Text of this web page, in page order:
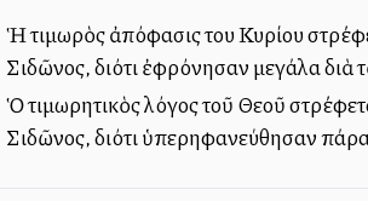
Ἡ τιμωρὸς ἀπόφασις του Κυρίου
Σιδῶνος, διότι ἐφρόνησαν μεγάλα διὰ
Ὁ τιμωρητικὸς λόγος τοῦ Θεοῦ
Σιδῶνος, διότι ὑπερηφανεύθησαν